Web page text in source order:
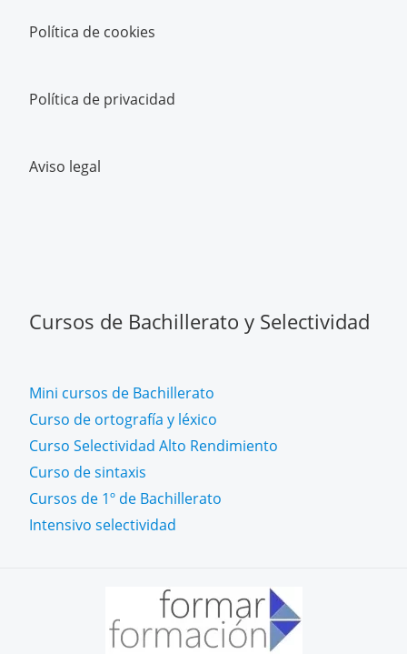
Política de cookies
Política de privacidad
Aviso legal
Cursos de Bachillerato y Selectividad
Mini cursos de Bachillerato
Curso de ortografía y léxico
Curso Selectividad Alto Rendimiento
Curso de sintaxis
Cursos de 1º de Bachillerato
Intensivo selectividad